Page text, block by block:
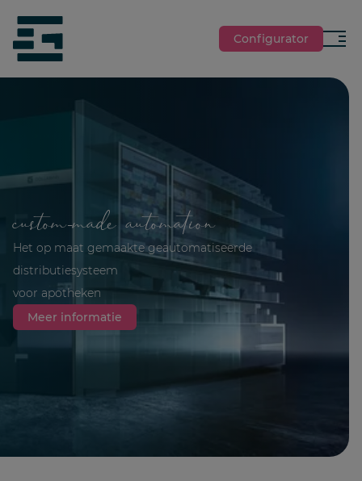
siteLogo
Configurator
Menu
custom-made automation
Het op maat gemaakte geautomatiseerde
distributiesysteem
voor apotheken
Meer informatie